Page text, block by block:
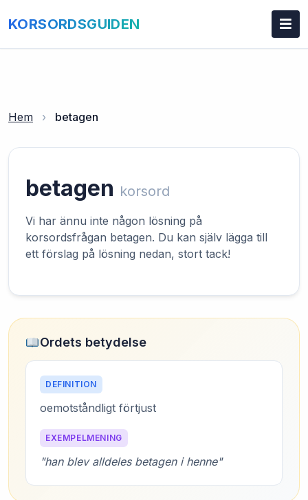
KORSORDSGUIDEN
Hem › betagen
betagen korsord
Vi har ännu inte någon lösning på
korsordsfrågan betagen. Du kan själv lägga till
ett förslag på lösning nedan, stort tack!
Ordets betydelse
DEFINITION
oemotståndligt förtjust
EXEMPELMENING
"han blev alldeles betagen i henne"